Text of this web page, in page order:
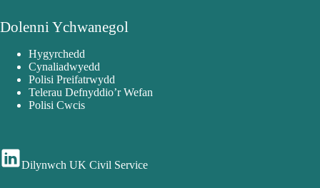
Dolenni Ychwanegol
Hygyrchedd
Cynaliadwyedd
Polisi Preifatrwydd
Telerau Defnyddio’r Wefan
Polisi Cwcis
Dilynwch UK Civil Service